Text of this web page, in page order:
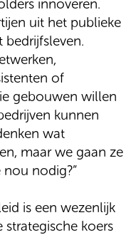
innoveren.
uit het publieke
of
gebouwen willen
kunnen
wat
maar we gaan ze
nodig?”
is een wezenlijk
koers